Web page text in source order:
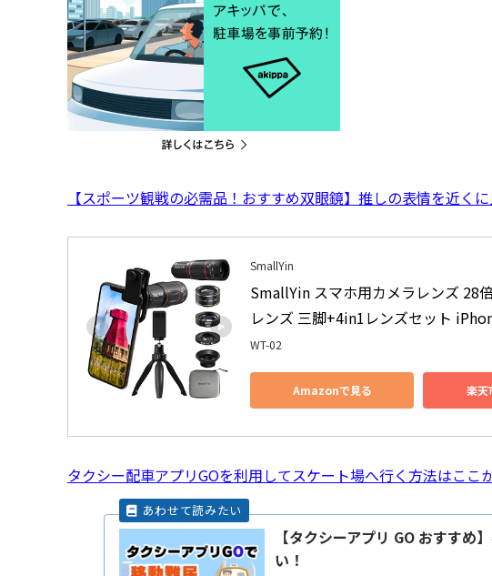
【スポーツ観戦の必需品！おすすめ双眼鏡】推しの表情を近くに
SmallYin
SmallYin スマホ用カメラレンズ 28
レンズ 三脚+4in1レンズセット
WT-02
Amazonで見る 楽天
タクシー配車アプリGOを利用してスケート場へ行く方法はここ
【タクシーアプリ GO おすすめ
い！